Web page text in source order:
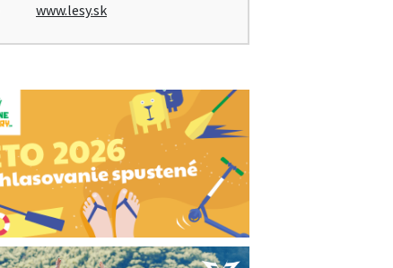
www.lesy.sk